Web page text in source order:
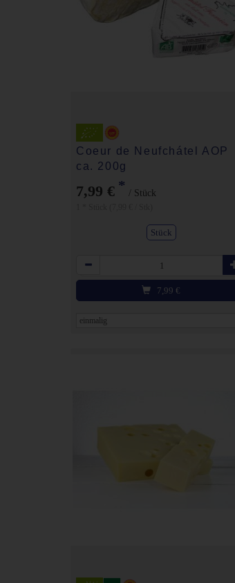
Coeur de Neufchátel AOP
ca. 200g
7,99 € * / Stück
Stück
Anzahl
7,99 €